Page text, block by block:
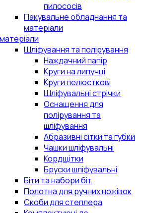
пилососів
Пакувальне обладнання та
матеріали
Шліфування та полірування
Наждачний папір
Круги на липучці
Круги пелюсткові
Шліфувальні стрічки
Оснащення для
полірування та
шліфування
Абразивні сітки та губки
Чашки шліфувальні
Кордщітки
Бруски шліфувальні
Біти та набори біт
Полотна для ручних ножівок
Скоби для степлера